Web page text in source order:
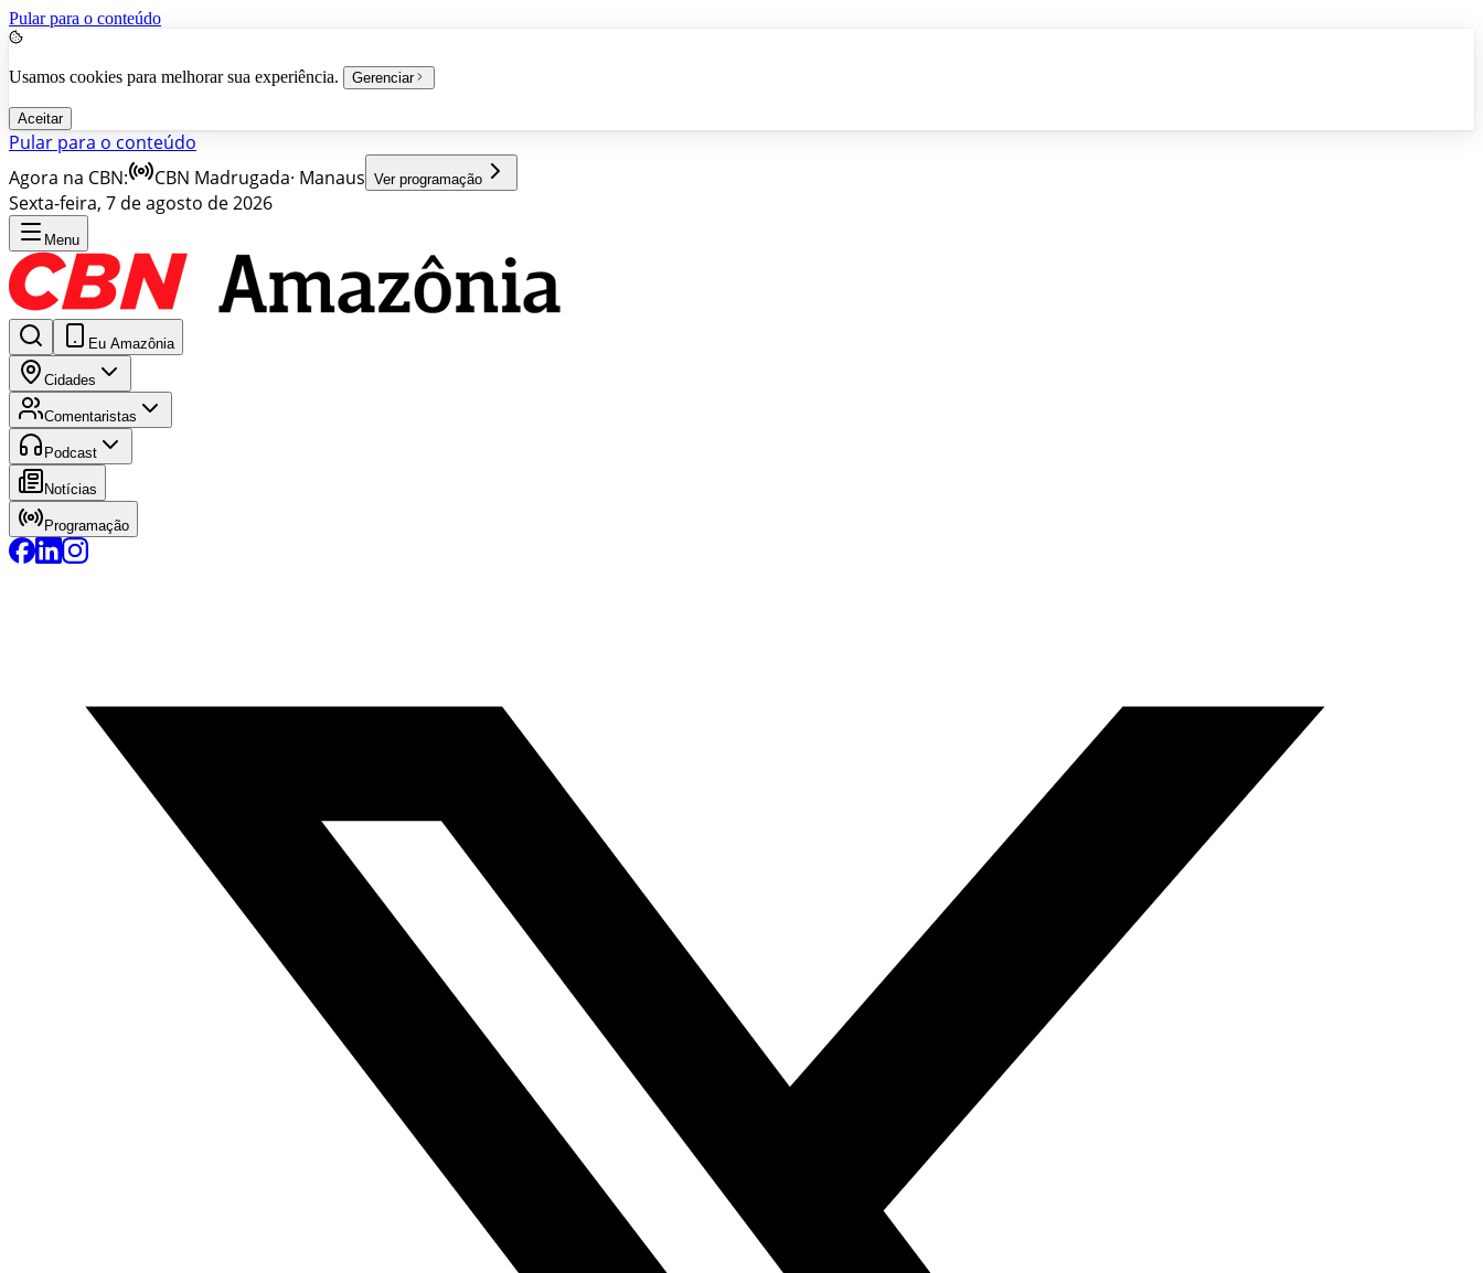
Pular para o conteúdo
Usamos cookies para melhorar sua experiência. Gerenciar
Aceitar
Pular para o conteúdo
Agora na CBN:
CBN Madrugada· Manaus Ver programação
Sexta-feira, 7 de agosto de 2026
Menu
Eu Amazônia
Cidades
Comentaristas
Podcast
Notícias
Programação